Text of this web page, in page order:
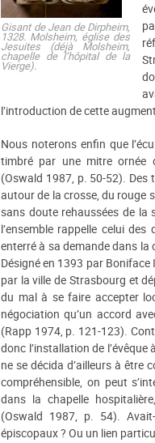
Gisant de Jean de Dirpheim,
1328. Molsheim, église des
Jesuites (déjà Molsheim,
chapelle de l’hôpital de la
Vierge).
l’introduction de cette
Nous noterons enfin que
timbré par une mitre ornée
(Oswald 1987, p. 50-52). Des
autour de la crosse, du rouge
sans doute rehaussées de la
l’ensemble rappelle celui
enterré à sa demande dans la
Désigné en 1393 par
par la ville de Strasbourg et
du mal à se faire accepter
négociation qu’un accord
(Rapp 1974, p. 121-123).
donc l’installation de
ne se décida d’ailleurs à être
compréhensible, on peut
dans la chapelle
(Oswald 1987, p. 54).
épiscopaux ? Ou un lien